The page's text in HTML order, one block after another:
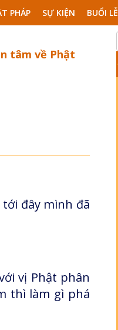
PHÁP SỰ KIỆN BUỔI LỄ
tâm về Phật
đây mình đã
vị Phật phân
thì làm gì phá